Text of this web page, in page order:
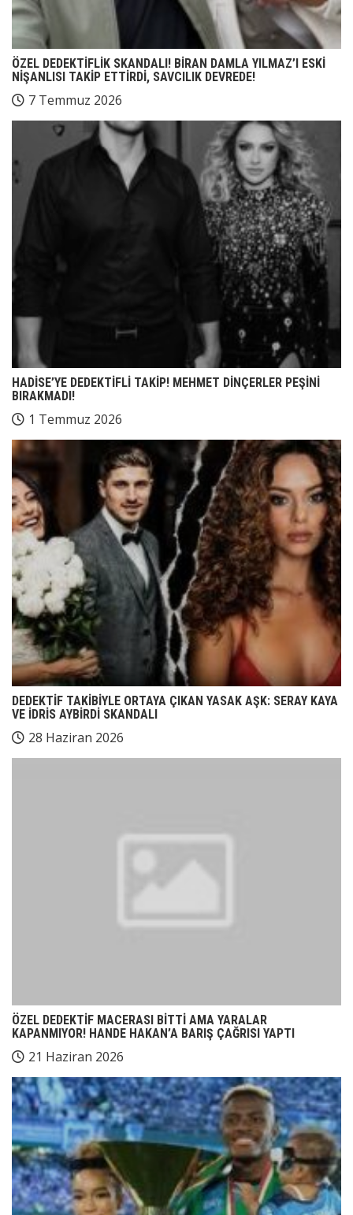
ÖZEL DEDEKTİFLİK SKANDALI! BİRAN DAMLA YILMAZ’I ESKİ
NİŞANLISI TAKİP ETTİRDİ, SAVCILIK DEVREDE!
7 Temmuz 2026
HADİSE’YE DEDEKTİFLİ TAKİP! MEHMET DİNÇERLER PEŞİNİ
BIRAKMADI!
1 Temmuz 2026
DEDEKTİF TAKİBİYLE ORTAYA ÇIKAN YASAK AŞK: SERAY KAYA
VE İDRİS AYBİRDİ SKANDALI
28 Haziran 2026
ÖZEL DEDEKTİF MACERASI BİTTİ AMA YARALAR
KAPANMIYOR! HANDE HAKAN’A BARIŞ ÇAĞRISI YAPTI
21 Haziran 2026